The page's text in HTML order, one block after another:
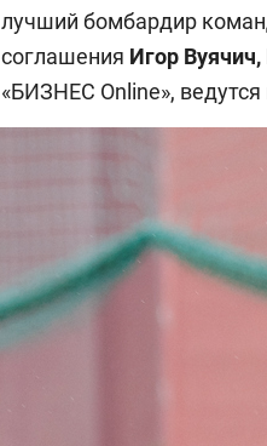
лучший бомбардир
соглашения Игор
«БИЗНЕС Online»,